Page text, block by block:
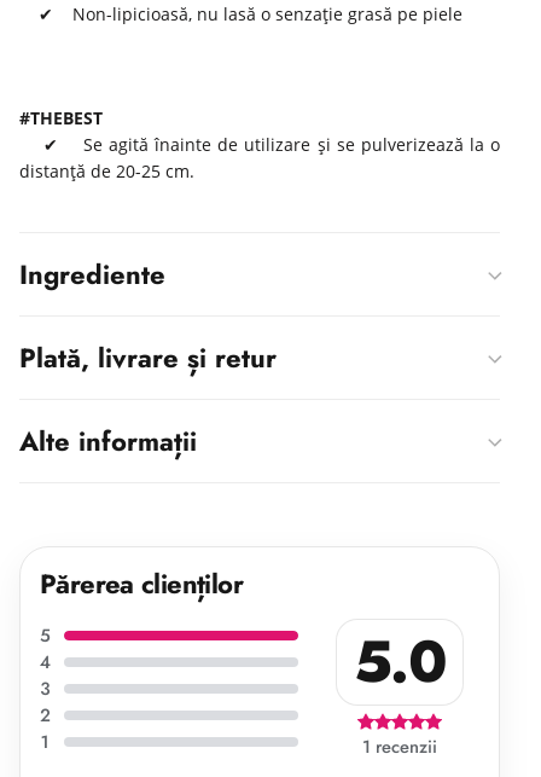
✔
Non-lipicioasă, nu lasă o senzație grasă pe piele
#THEBEST
✔
Se agită înainte de utilizare și se pulverizează la o
distanță de 20-25 cm.
Ingrediente
Plată, livrare și retur
Alte informații
Părerea clienților
5
4
3
2
1
5.0
1 recenzii